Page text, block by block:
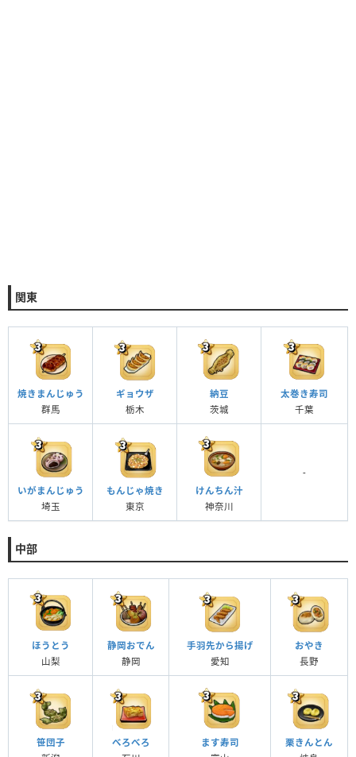
関東
焼きまんじゅう
群馬
ギョウザ
栃木
納豆
茨城
太巻き寿司
千葉
いがまんじゅう
埼玉
もんじゃ焼き
東京
けんちん汁
神奈川
-
中部
ほうとう
山梨
静岡おでん
静岡
手羽先から揚げ
愛知
おやき
長野
笹団子
べろべろ
ます寿司
栗きんとん